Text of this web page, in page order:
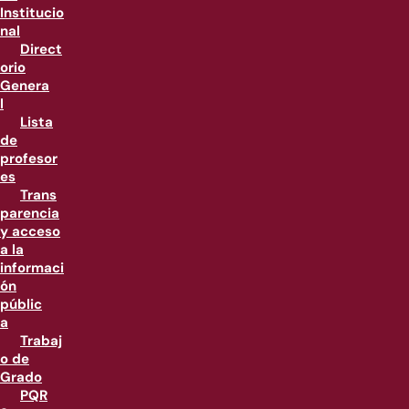
Institucio
nal
Direct
orio
Genera
l
Lista
de
profesor
es
Trans
parencia
y acceso
a la
informaci
ón
públic
a
Trabaj
o de
Grado
PQR